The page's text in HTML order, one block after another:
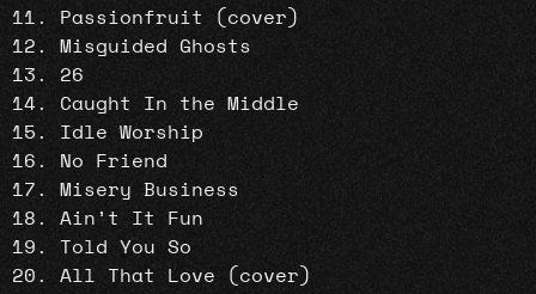
Passionfruit (cover)
Misguided Ghosts
26
Caught In the Middle
Idle Worship
No Friend
Misery Business
Ain’t It Fun
Told You So
All That Love (cover)